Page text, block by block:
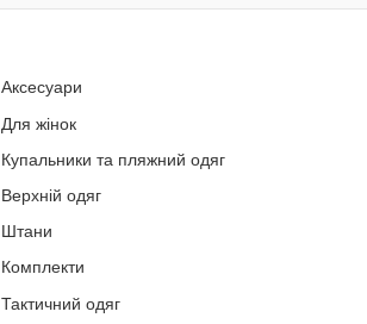
Аксесуари
Для жінок
Купальники та пляжний одяг
Верхній одяг
Штани
Комплекти
Тактичний одяг